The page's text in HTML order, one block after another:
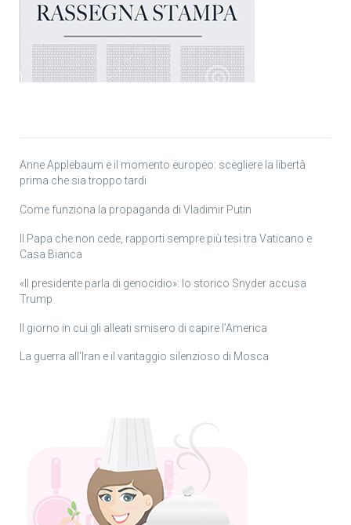
Anne Applebaum e il momento europeo: scegliere la libertà
prima che sia troppo tardi
Come funziona la propaganda di Vladimir Putin
Il Papa che non cede, rapporti sempre più tesi tra Vaticano e
Casa Bianca
«Il presidente parla di genocidio»: lo storico Snyder accusa
Trump
Il giorno in cui gli alleati smisero di capire l’America
La guerra all’Iran e il vantaggio silenzioso di Mosca